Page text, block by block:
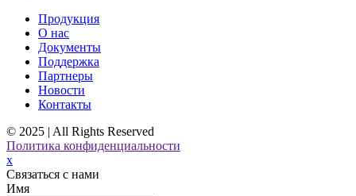
Продукция
О нас
Документы
Поддержка
Партнеры
Новости
Контакты
© 2025 | All Rights Reserved
Политика конфиденциальности
x
Связаться с нами
Имя